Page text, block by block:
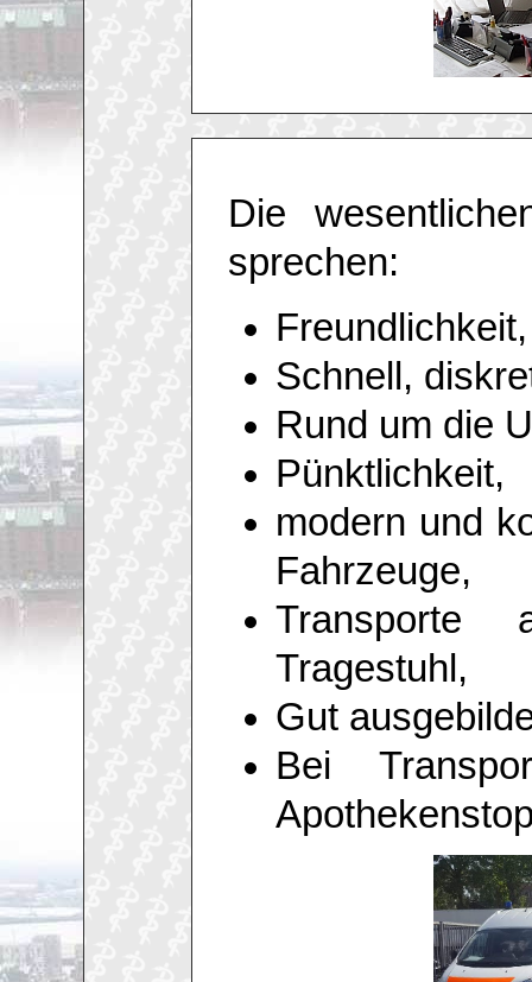
Die
sprechen:
Freundlichkeit,
Schnell,
Rund um die
Pünktlichkeit,
modern und
Fahrzeuge,
Transporte
Tragestuhl,
Gut
Bei